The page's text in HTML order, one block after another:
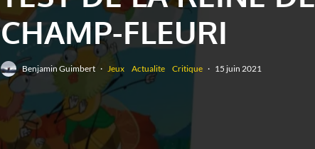
CHAMP-FLEURI
Benjamin Guimbert · Jeux Actualite Critique · 15 juin 2021